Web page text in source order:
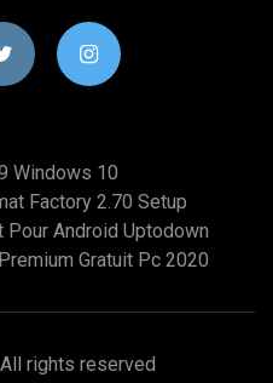
Windows 10
Factory 2.70 Setup
Pour Android Uptodown
Gratuit Pc 2020
rights reserved